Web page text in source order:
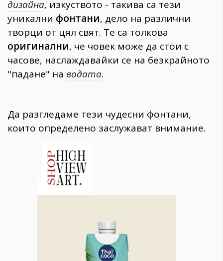
382
Wellness
1817
ПОСЛЕДВАЙТЕ
дизайна, изкуството - такива са тези
уникални фонтани, дело на различни
творци от цял свят. Те са толкова
оригинални, че човек може да стои с
часове, наслаждавайки се на безкрайното
"падане" на водата.
Да разгледаме тези чудесни фонтани,
които определено заслужават внимание.